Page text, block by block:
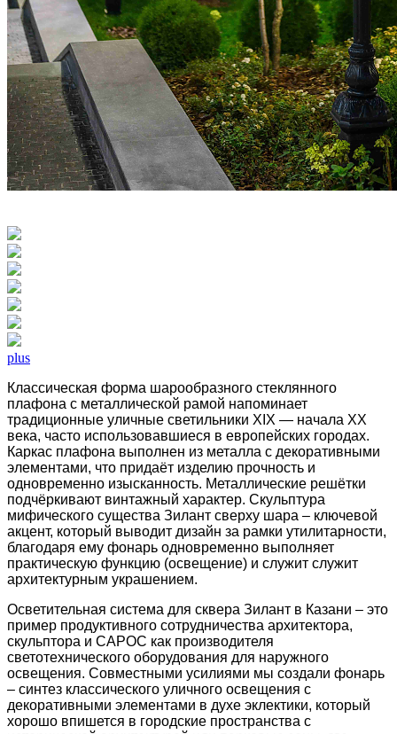
plus
Классическая форма шарообразного стеклянного
плафона с металлической рамой напоминает
традиционные уличные светильники XIX — начала XX
века, часто использовавшиеся в европейских городах.
Каркас плафона выполнен из металла с декоративными
элементами, что придаёт изделию прочность и
одновременно изысканность. Металлические решётки
подчёркивают винтажный характер. Скульптура
мифического существа Зилант сверху шара – ключевой
акцент, который выводит дизайн за рамки утилитарности,
благодаря ему фонарь одновременно выполняет
практическую функцию (освещение) и служит служит
архитектурным украшением.
Осветительная система для сквера Зилант в Казани – это
пример продуктивного сотрудничества архитектора,
скульптора и САРОС как производителя
светотехнического оборудования для наружного
освещения. Совместными усилиями мы создали фонарь
– синтез классического уличного освещения с
декоративными элементами в духе эклектики, который
хорошо впишется в городские пространства с